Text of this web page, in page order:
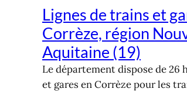
Lignes de trains et
Corrèze, région
Aquitaine (19)
Le département dispose de 26
et gares en Corrèze pour les